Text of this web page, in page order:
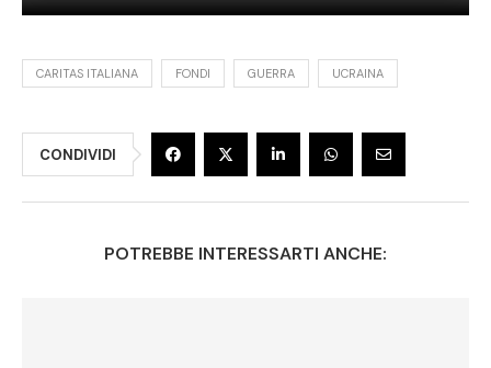
CARITAS ITALIANA FONDI GUERRA UCRAINA
CONDIVIDI
POTREBBE INTERESSARTI ANCHE: